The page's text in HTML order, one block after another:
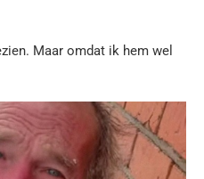
Maar omdat ik hem wel